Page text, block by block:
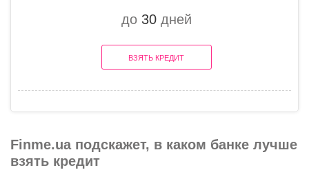
до 30дней
ВЗЯТЬ КРЕДИТ
Finme.ua подскажет, в каком банке лучше
взять кредит